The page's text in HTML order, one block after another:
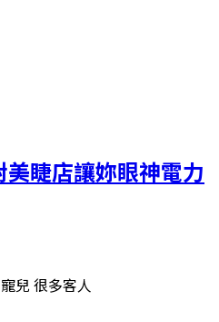
睫店讓妳眼神電力
兒 很多客人